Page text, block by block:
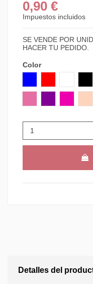
0,90 €
Impuestos incluidos
SE VENDE POR
HACER TU PEDIDO.
Color
Detalles del